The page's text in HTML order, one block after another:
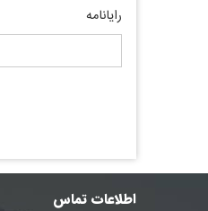
رایانامه
اطلاعات تماس